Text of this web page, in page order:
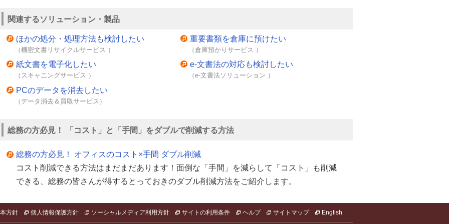
関連するソリューション・製品
ほかの処分・処理方法も検討したい
（機密文書リサイクルサービス ）
重要書類を倉庫に預けたい
（倉庫預かりサービス ）
紙文書を電子化したい
（スキャニングサービス ）
e-文書法の対応も検討したい
（e-文書法ソリューション ）
PCのデータを消去したい
（データ消去＆買取サービス）
総務の方必見！ 「コスト」と「手間」をダブルで削減する方法
総務の方必見！ オフィスのコスト×手間 ダブル削減
コスト削減できる方法はまだまだあります！面倒な「手間」を減らして「コスト」も削減
できる、総務の皆さんが得するとっておきのダブル削減方法をご紹介します。
方針 個人情報保護方針 ソーシャルメディア利用方針 サイトの利用条件 ヘルプ サイトマップ English